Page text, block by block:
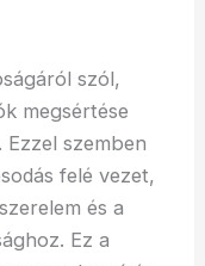
szól,
megsértése
szemben
felé vezet,
és a
Ez a